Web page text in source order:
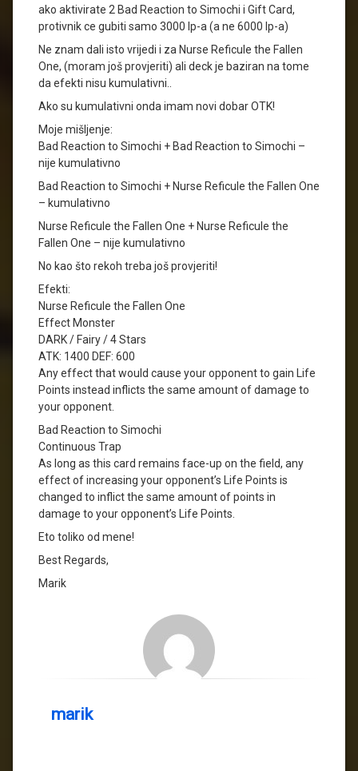
ako aktivirate 2 Bad Reaction to Simochi i Gift Card,
protivnik ce gubiti samo 3000 lp-a (a ne 6000 lp-a)
Ne znam dali isto vrijedi i za Nurse Reficule the Fallen
One, (moram još provjeriti) ali deck je baziran na tome
da efekti nisu kumulativni..
Ako su kumulativni onda imam novi dobar OTK!
Moje mišljenje:
Bad Reaction to Simochi + Bad Reaction to Simochi –
nije kumulativno
Bad Reaction to Simochi + Nurse Reficule the Fallen One
– kumulativno
Nurse Reficule the Fallen One + Nurse Reficule the
Fallen One – nije kumulativno
No kao što rekoh treba još provjeriti!
Efekti:
Nurse Reficule the Fallen One
Effect Monster
DARK / Fairy / 4 Stars
ATK: 1400 DEF: 600
Any effect that would cause your opponent to gain Life
Points instead inflicts the same amount of damage to
your opponent.
Bad Reaction to Simochi
Continuous Trap
As long as this card remains face-up on the field, any
effect of increasing your opponent’s Life Points is
changed to inflict the same amount of points in
damage to your opponent’s Life Points.
Eto toliko od mene!
Best Regards,
Marik
marik